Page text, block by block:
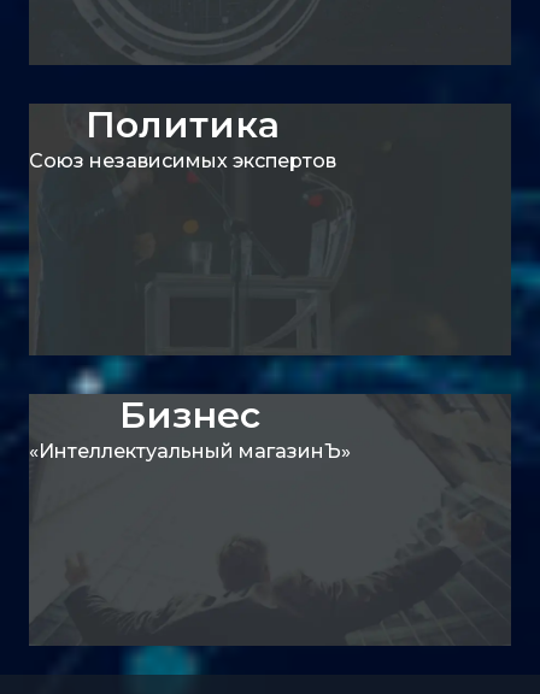
Политика
Союз независимых экспертов
Бизнес
«Интеллектуальный магазинЪ»